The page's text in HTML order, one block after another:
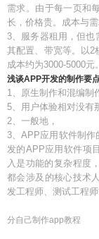
需求。由于每一页和
长，价格贵。成本与
3、服务器租用，但
其配置、带宽等。以2
成本约为3000-5000元。
浅谈APP开发的制作要
1、原生制作和混编制
5、用户体验相对没有
2、一般地，
3、APP应用软件制
发的APP应用软件项
入是功能的复杂程度
都会涉及的核心技术
发工程师、测试工程
分自己制作app教程